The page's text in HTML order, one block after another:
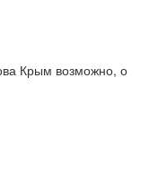
Крым возможно, о